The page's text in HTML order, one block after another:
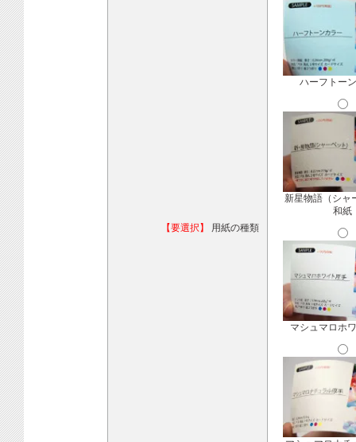
【要選択】 用紙の種類
ハーフトー
新星物語（シャ
和紙
マシュマロホ